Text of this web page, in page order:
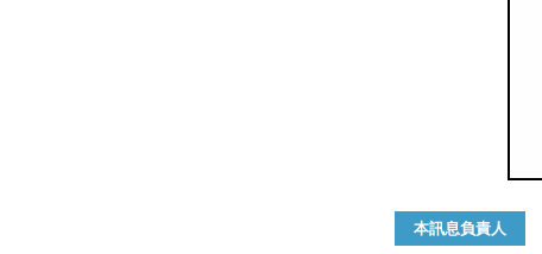
本訊息負責人